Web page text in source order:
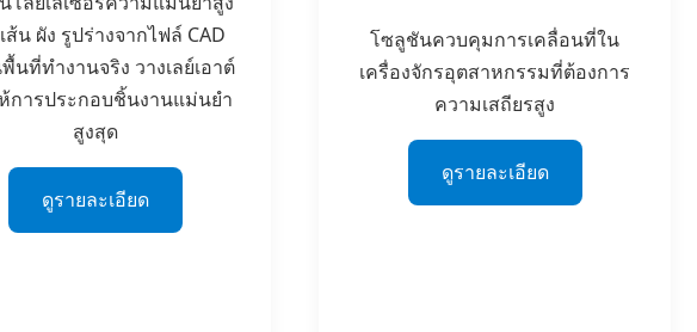
ส้น ผัง รูปร่างจากไฟล์ CAD
นที่ทำงานจริง วางเลย์เอาต์
การประกอบชิ้นงานแม่นยำ
สูงสุด
ดูรายละเอียด
โซลูชันควบคุมการเคลื่อนที่ใน
เครื่องจักรอุตสาหกรรมที่ต้องการ
ความเสถียรสูง
ดูรายละเอียด